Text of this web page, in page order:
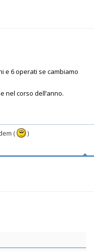
e 6 operati se cambiamo
nel corso dell’anno.
(
)